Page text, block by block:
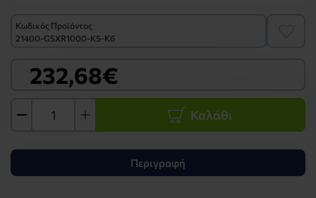
Κωδικός Προϊόντος
21400-GSXR1000-K5-K6
232,68€
Καλάθι
Περιγραφή